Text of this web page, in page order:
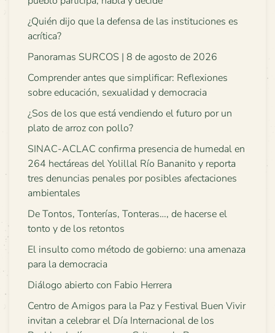
¿Quién dijo que la defensa de las instituciones es
acrítica?
Panoramas SURCOS | 8 de agosto de 2026
Comprender antes que simplificar: Reflexiones
sobre educación, sexualidad y democracia
¿Sos de los que está vendiendo el futuro por un
plato de arroz con pollo?
SINAC-ACLAC confirma presencia de humedal en
264 hectáreas del Yolillal Río Bananito y reporta
tres denuncias penales por posibles afectaciones
ambientales
De Tontos, Tonterías, Tonteras…, de hacerse el
tonto y de los retontos
El insulto como método de gobierno: una amenaza
para la democracia
Diálogo abierto con Fabio Herrera
Centro de Amigos para la Paz y Festival Buen Vivir
invitan a celebrar el Día Internacional de los